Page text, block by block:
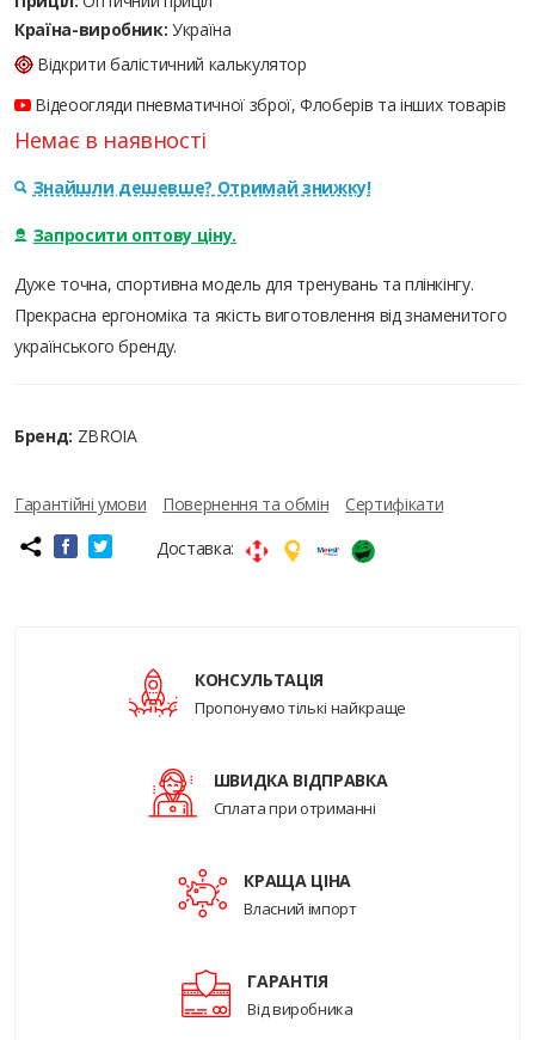
Країна-виробник: Україна
Відкрити балістичний калькулятор
Відеоогляди пневматичної зброї, Флоберів та інших товарів
Немає в наявності
Знайшли дешевше? Отримай знижку!
Запросити оптову ціну.
Дуже точна, спортивна модель для тренувань та плінкінгу.
Прекрасна ергономіка та якість виготовлення від знаменитого
українського бренду.
Бренд: ZBROIA
Гарантійні умови Повернення та обмін
Сертифікати
Доставка:
КОНСУЛЬТАЦІЯ
Пропонуємо тількі найкраще
ШВИДКА ВІДПРАВКА
Сплата при отриманні
КРАЩА ЦІНА
Власний імпорт
ГАРАНТІЯ
Від виробника